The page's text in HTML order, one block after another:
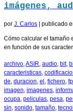
imágenes,
por J. Carlos | publicado
Cómo calcular el tamaño
en función de sus
archivo ASIR audio bit,
caracteristicas
de duracion el fichero
imagen imagenes
ocupa peliculas pesa
sin sonido tamaño